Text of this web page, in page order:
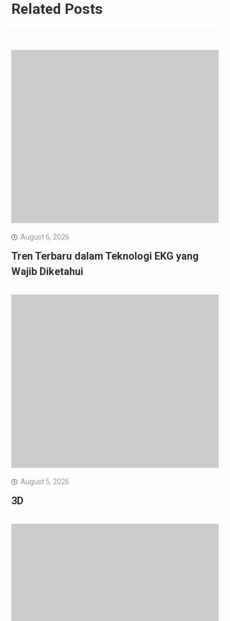
Related Posts
August 6, 2026
Tren Terbaru dalam Teknologi EKG yang
Wajib Diketahui
August 5, 2026
3D